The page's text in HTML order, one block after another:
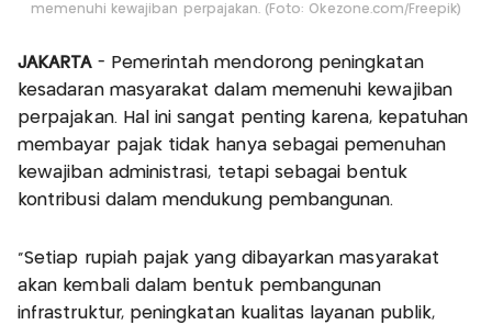
memenuhi kewajiban perpajakan. (Foto: Okezone.com/Freepik)
JAKARTA - Pemerintah mendorong peningkatan
kesadaran masyarakat dalam memenuhi kewajiban
perpajakan. Hal ini sangat penting karena, kepatuhan
membayar pajak tidak hanya sebagai pemenuhan
kewajiban administrasi, tetapi sebagai bentuk
kontribusi dalam mendukung pembangunan.
"Setiap rupiah pajak yang dibayarkan masyarakat
akan kembali dalam bentuk pembangunan
infrastruktur, peningkatan kualitas layanan publik,